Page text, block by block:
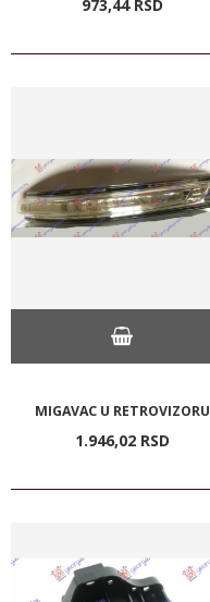
973,44 RSD
MIGAVAC U RETROVIZORU
1.946,02 RSD